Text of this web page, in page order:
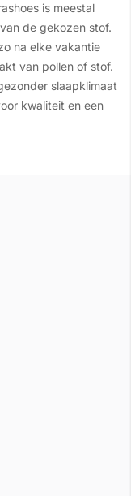
is meestal
de gekozen stof.
na elke vakantie
van pollen of stof.
slaapklimaat
kwaliteit en een